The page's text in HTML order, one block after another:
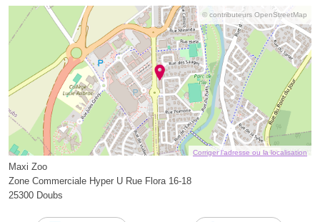
© contributeurs OpenStreetMap
Corriger l’adresse ou la localisation
Maxi Zoo
Zone Commerciale Hyper U Rue Flora 16-18
25300 Doubs